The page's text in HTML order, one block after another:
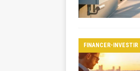
FINANCER-INVESTIR